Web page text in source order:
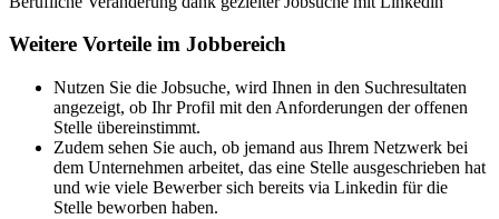
Weitere Vorteile im Jobbereich
Nutzen Sie die Jobsuche, wird Ihnen in den Suchresultaten
angezeigt, ob Ihr Profil mit den Anforderungen der offenen
Stelle übereinstimmt.
Zudem sehen Sie auch, ob jemand aus Ihrem Netzwerk bei
dem Unternehmen arbeitet, das eine Stelle ausgeschrieben hat
und wie viele Bewerber sich bereits via Linkedin für die
Stelle beworben haben.